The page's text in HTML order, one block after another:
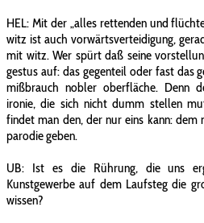
HEL: Mit der „alles rettenden und
witz ist auch vorwärtsverteidigung,
mit witz. Wer spürt daß seine
gestus auf: das gegenteil oder fast das
mißbrauch nobler oberfläche. Denn
ironie, die sich nicht dumm stellen
findet man den, der nur eins kann: dem
parodie geben.
UB: Ist es die Rührung, die uns
Kunstgewerbe auf dem Laufsteg die
wissen?